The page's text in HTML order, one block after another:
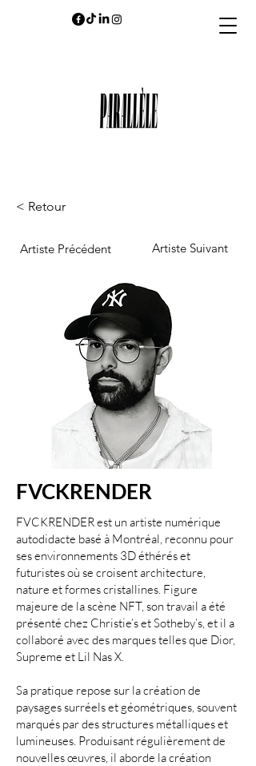
< Retour
Artiste Précédent Artiste Suivant
FVCKRENDER
FVCKRENDER est un artiste numérique
autodidacte basé à Montréal, reconnu pour
ses environnements 3D éthérés et
futuristes où se croisent architecture,
nature et formes cristallines. Figure
majeure de la scène NFT, son travail a été
présenté chez Christie’s et Sotheby’s, et il a
collaboré avec des marques telles que Dior,
Supreme et Lil Nas X.
Sa pratique repose sur la création de
paysages surréels et géométriques, souvent
marqués par des structures métalliques et
lumineuses. Produisant régulièrement de
nouvelles œuvres, il aborde la création